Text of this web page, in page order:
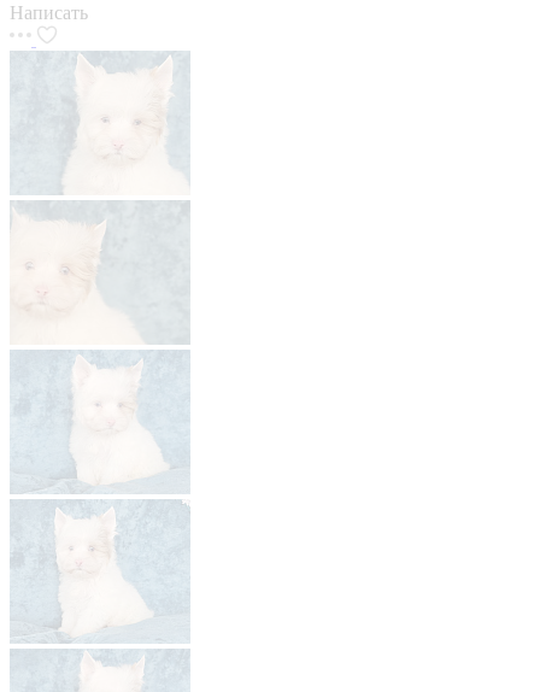
Написать